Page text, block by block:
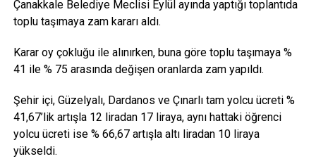
Çanakkale Belediye Meclisi Eylül ayında yaptığı toplantıda
toplu taşımaya zam kararı aldı.
Karar oy çokluğu ile alınırken, buna göre toplu taşımaya %
41 ile % 75 arasında değişen oranlarda zam yapıldı.
Şehir içi, Güzelyalı, Dardanos ve Çınarlı tam yolcu ücreti %
41,67’lik artışla 12 liradan 17 liraya, aynı hattaki öğrenci
yolcu ücreti ise % 66,67 artışla altı liradan 10 liraya
yükseldi.